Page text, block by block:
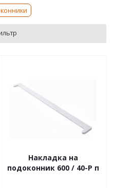
Накладка на
подоконник 600 / 40-P п